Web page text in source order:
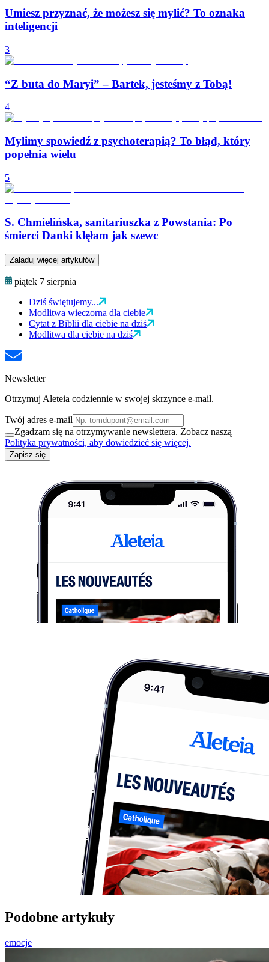
Umiesz przyznać, że możesz się mylić? To oznaka
inteligencji
3
“Z buta do Maryi” – Bartek, jesteśmy z Tobą!
4
Mylimy spowiedź z psychoterapią? To błąd, który
popełnia wielu
5
S. Chmielińska, sanitariuszka z Powstania: Po
śmierci Danki klęłam jak szewc
Załaduj więcej artykułów
piątek 7 sierpnia
Dziś świętujemy...
Modlitwa wieczorna dla ciebie
Cytat z Biblii dla ciebie na dziś
Modlitwa dla ciebie na dziś
Newsletter
Otrzymuj Aleteia codziennie w swojej skrzynce e-mail.
Twój adres e-mail
Zgadzam się na otrzymywanie newslettera. Zobacz naszą
Polityka prywatności, aby dowiedzieć się więcej.
Zapisz się
Podobne artykuły
emocje